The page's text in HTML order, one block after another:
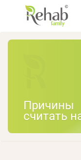
Причины
считать